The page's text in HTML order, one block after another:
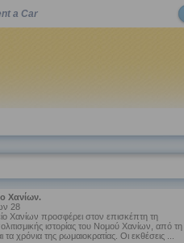
a Car
Χανίων.
28
Χανίων προσφέρει στον επισκέπτη τη
ιστορίας του Νομού Χανίων, από τη
χρόνια της ρωμαιοκρατίας. Οι εκθέσεις ...